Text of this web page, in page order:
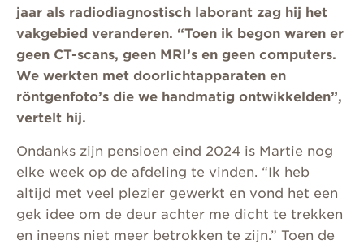
jaar als radiodiagnostisch laborant zag hij het
vakgebied veranderen. “Toen ik begon waren er
geen CT-scans, geen MRI’s en geen computers.
We werkten met doorlichtapparaten en
röntgenfoto’s die we handmatig ontwikkelden”,
vertelt hij.
Ondanks zijn pensioen eind 2024 is Martie nog
elke week op de afdeling te vinden. “Ik heb
altijd met veel plezier gewerkt en vond het een
gek idee om de deur achter me dicht te trekken
en ineens niet meer betrokken te zijn.” Toen de